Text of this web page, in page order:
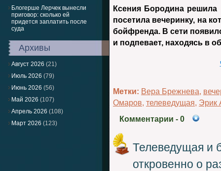
Блогерше Лерчек вынесли
приговор: сколько ей
придется заплатить после
суда
Архивы
Август 2026 (21)
Июль 2026 (79)
Июнь 2026 (56)
Май 2026 (107)
Апрель 2026 (108)
Март 2026 (123)
Ксения Бородина
посетила вечеринку, на
бойфренда. В сети
и подпевает, находясь в
Метки: Вера Брежнева,
Омаров, телеведущая, Эрик
Комментарии - 0
Телеведущая и
откровенно о